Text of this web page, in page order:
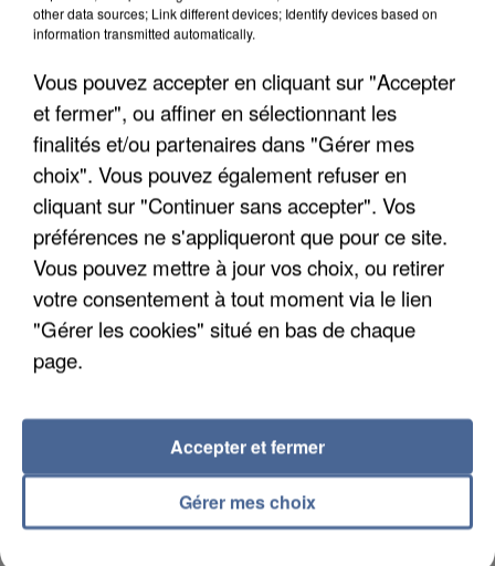
9h00
Une nouvelle canicule va faire chauffer la France
cette semaine
22 départements sont placés en vigilance orange
dès ce lundi 10 août 2026.
7 août 2026
other data sources; Link different devices; Identify devices based on
information transmitted automatically.
Vous pouvez accepter en cliquant sur "Accepter
et fermer", ou affiner en sélectionnant les
finalités et/ou partenaires dans "Gérer mes
choix". Vous pouvez également refuser en
cliquant sur "Continuer sans accepter". Vos
préférences ne s'appliqueront que pour ce site.
Vous pouvez mettre à jour vos choix, ou retirer
votre consentement à tout moment via le lien
"Gérer les cookies" situé en bas de chaque
page.
Gérer mes choix
Accepter et fermer